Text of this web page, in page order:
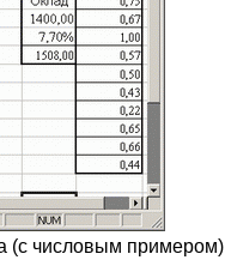
(с числовым примером)